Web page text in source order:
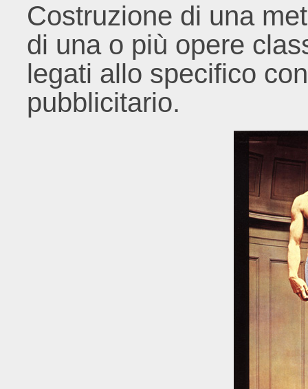
Costruzione di una
di una o più opere
legati allo specifico
pubblicitario.